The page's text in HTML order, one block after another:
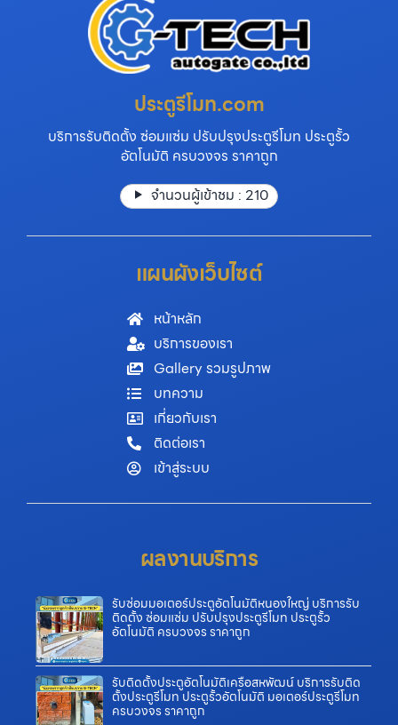
ประตูรีโมท.com
บริการรับติดตั้ง ซ่อมแซ่ม ปรับปรุงประตูรีโมท ประตูรั้ว
อัตโนมัติ ครบวงจร ราคาถูก
จำนวนผู้เข้าชม : 210
แผนผังเว็บไซต์
หน้าหลัก
บริการของเรา
Gallery รวมรูปภาพ
บทความ
เกี่ยวกับเรา
ติดต่อเรา
เข้าสู่ระบบ
ผลงานบริการ
รับซ่อมมอเตอร์ประตูอัตโนมัติหนองใหญ่ บริการรับ
ติดตั้ง ซ่อมแซ่ม ปรับปรุงประตูรีโมท ประตูรั้ว
อัตโนมัติ ครบวงจร ราคาถูก
รับติดตั้งประตูอัตโนมัติเครือสหพัฒน์ บริการรับติด
ตั้งประตูรีโมท ประตูรั้วอัตโนมัติ มอเตอร์ประตูรีโมท
ครบวงจร ราคาถูก